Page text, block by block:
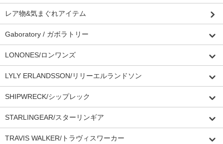
レア物&気まぐれアイテム
Gaboratory / ガボラトリー
LONONES/ロンワンズ
LYLY ERLANDSSON/リリーエルランドソン
SHIPWRECK/シップレック
STARLINGEAR/スターリンギア
TRAVIS WALKER/トラヴィスワーカー